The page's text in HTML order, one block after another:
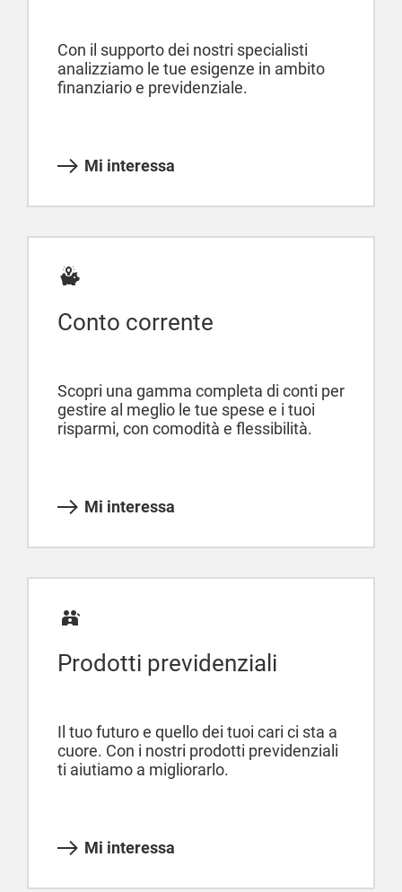
Con il supporto dei nostri specialisti
analizziamo le tue esigenze in ambito
finanziario e previdenziale.
Mi interessa
Conto corrente
Scopri una gamma completa di conti per
gestire al meglio le tue spese e i tuoi
risparmi, con comodità e flessibilità.
Mi interessa
Prodotti previdenziali
Il tuo futuro e quello dei tuoi cari ci sta a
cuore. Con i nostri prodotti previdenziali
ti aiutiamo a migliorarlo.
Mi interessa